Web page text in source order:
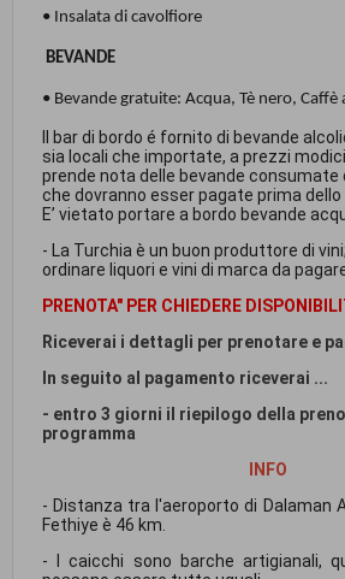
• Insalata di cavolfiore
BEVANDE
• Bevande gratuite: Acqua, Tè nero, Caffè
Il bar di bordo é fornito di bevande
sia locali che importate, a prezzi
prende nota delle bevande consumate
che dovranno esser pagate prima
E’ vietato portare a bordo bevande
- La Turchia è un buon produttore di
ordinare liquori e vini di marca da
PRENOTA" PER CHIEDERE
Riceverai i dettagli per prenotare e
In seguito al pagamento riceverai ...
- entro 3 giorni il riepilogo della
programma
INFO
- Distanza tra l'aeroporto di Dalaman
Fethiye è 46 km.
- I caicchi sono barche artigianali,